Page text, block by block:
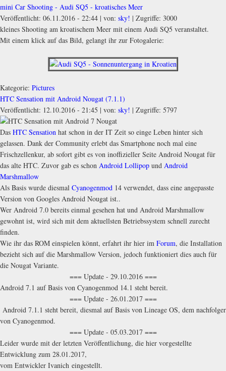
mini Car Shooting - Audi SQ5 - kroatisches Meer
Veröffentlicht: 06.11.2016 - 22:44 | von: sky! | Zugriffe: 3000
kleines Shooting am kroatischem Meer mit einem Audi SQ5 veranstaltet.
Mit einem klick auf das Bild, gelangt ihr zur Fotogalerie:
Kategorie: Pictures
HTC Sensation mit Android Nougat (7.1.1)
Veröffentlicht: 12.10.2016 - 21:45 | von: sky! | Zugriffe: 5797
Das HTC Sensation hat schon in der IT Zeit so einge Leben hinter sich
gelassen. Dank der Community erlebt das Smartphone noch mal eine
Frischzellenkur, ab sofort gibt es von inoffizieller Seite Android Nougat für
das alte HTC. Zuvor gab es schon Android Lollipop und Android
Marshmallow
Als Basis wurde diesmal Cyanogenmod 14 verwendet, dass eine angepasste
Version von Googles Android Nougat ist..
Wer Android 7.0 bereits einmal gesehen hat und Android Marshmallow
gewohnt ist, wird sich mit dem aktuellsten Betriebssystem schnell zurecht
finden.
Wie ihr das ROM einspielen könnt, erfahrt ihr hier im Forum, die Installation
bezieht sich auf die Marshmallow Version, jedoch funktioniert dies auch für
die Nougat Variante.
=== Update - 29.10.2016 ===
Android 7.1 auf Basis von Cyanogenmod 14.1 steht bereit.
=== Update - 26.01.2017 ===
Android 7.1.1 steht bereit, diesmal auf Basis von Lineage OS, dem nachfolger
von Cyanogenmod.
=== Update - 05.03.2017 ===
Leider wurde mit der letzten Veröffentlichung, die hier vorgestellte
Entwicklung zum 28.01.2017,
vom Entwickler Ivanich eingestellt.